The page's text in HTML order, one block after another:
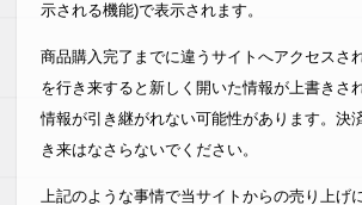
示される機能)で表示されます。
商品購入完了までに違うサイトへアクセスさ
を行き来すると新しく開いた情報が上書きさ
情報が引き継がれない可能性があります。決
き来はなさらないでください。
上記のような事情で当サイトからの売り上げ